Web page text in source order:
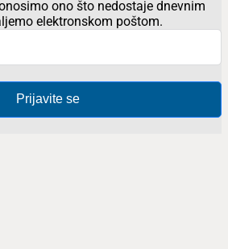
ono što nedostaje dnevnim
elektronskom poštom.
Prijavite se